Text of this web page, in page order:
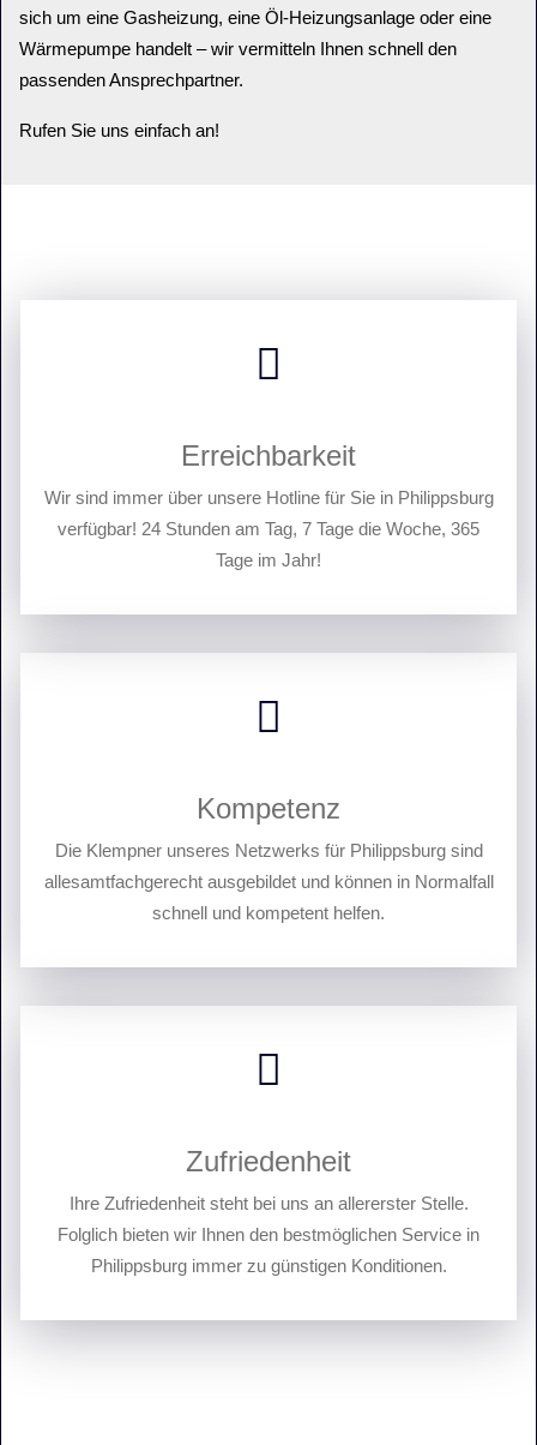
sich um eine Gasheizung, eine Öl-Heizungsanlage oder eine
Wärmepumpe handelt – wir vermitteln Ihnen schnell den
passenden Ansprechpartner.
Rufen Sie uns einfach an!
Erreichbarkeit
Wir sind immer über unsere Hotline für Sie in Philippsburg
verfügbar! 24 Stunden am Tag, 7 Tage die Woche, 365
Tage im Jahr!
Kompetenz
Die Klempner unseres Netzwerks für Philippsburg sind
allesamtfachgerecht ausgebildet und können in Normalfall
schnell und kompetent helfen.
Zufriedenheit
Ihre Zufriedenheit steht bei uns an allererster Stelle.
Folglich bieten wir Ihnen den bestmöglichen Service in
Philippsburg immer zu günstigen Konditionen.